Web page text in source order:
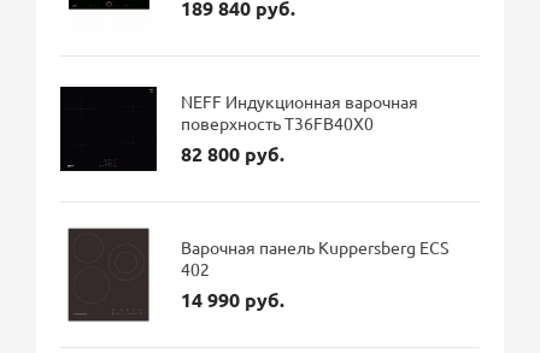
189 840 руб.
NEFF Индукционная варочная
поверхность T36FB40X0
82 800 руб.
Варочная панель Kuppersberg ECS
402
14 990 руб.